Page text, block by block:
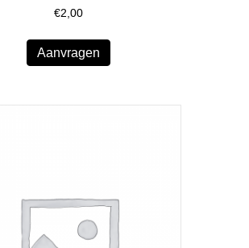
€2,00
Aanvragen